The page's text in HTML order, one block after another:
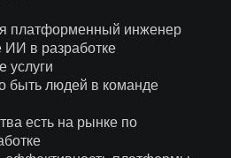
платформенный инженер
ИИ в разработке
услуги
быть людей в команде
есть на рынке по